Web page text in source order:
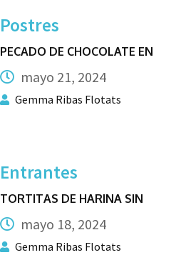
Postres
PECADO DE CHOCOLATE EN
mayo 21, 2024
Gemma Ribas Flotats
Entrantes
TORTITAS DE HARINA SIN
mayo 18, 2024
Gemma Ribas Flotats